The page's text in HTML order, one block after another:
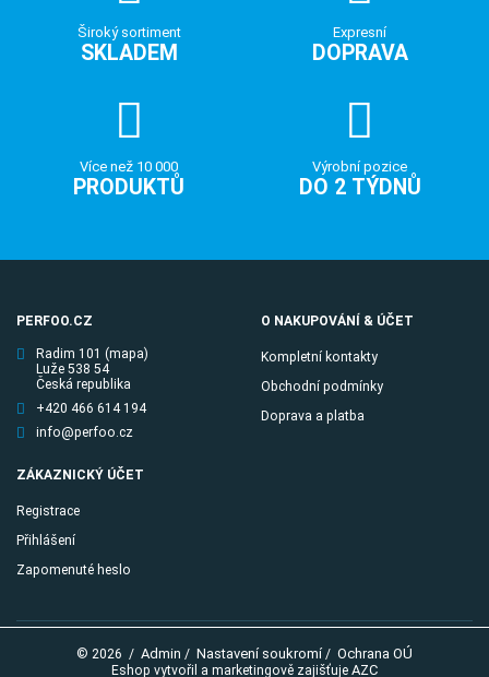
Široký sortiment
SKLADEM
Expresní
DOPRAVA
Více než 10 000
PRODUKTŮ
Výrobní pozice
DO 2 TÝDNŮ
PERFOO.CZ
Radim 101 (mapa)
Luže 538 54
Česká republika
+420 466 614 194
info@perfoo.cz
O NAKUPOVÁNÍ & ÚČET
Kompletní kontakty
Obchodní podmínky
Doprava a platba
ZÁKAZNICKÝ ÚČET
Registrace
Přihlášení
Zapomenuté heslo
© 2026 / Admin / Nastavení soukromí / Ochrana OÚ
Eshop vytvořil a marketingově zajišťuje AZC